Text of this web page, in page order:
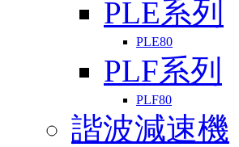
PLE系列
PLE80
PLF系列
PLF80
諧波減速機